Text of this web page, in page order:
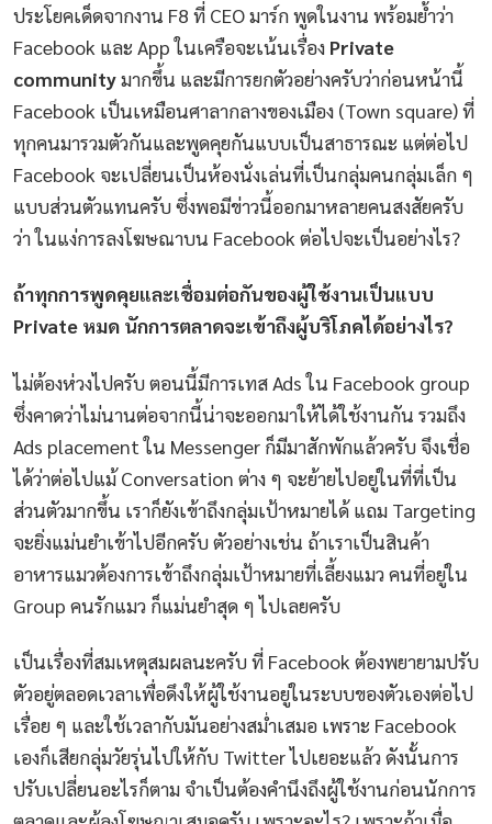
ประโยคเด็ดจากงาน F8 ที่ CEO มาร์ก พูดในงาน พร้อมย้ำว่า
Facebook และ App ในเครือจะเน้นเรื่อง Private
communityมากขึ้น และมีการยกตัวอย่างครับว่าก่อนหน้านี้
Facebook เป็นเหมือนศาลากลางของเมือง (Town square) ที่
ทุกคนมารวมตัวกันและพูดคุยกันแบบเป็นสาธารณะ แต่ต่อไป
Facebook จะเปลี่ยนเป็นห้องนั่งเล่นที่เป็นกลุ่มคนกลุ่มเล็ก ๆ
แบบส่วนตัวแทนครับ ซึ่งพอมีข่าวนี้ออกมาหลายคนสงสัยครับ
ว่า ในแง่การลงโฆษณาบน Facebook ต่อไปจะเป็นอย่างไร?
ถ้าทุกการพูดคุยและเชื่อมต่อกันของผู้ใช้งานเป็นแบบ
Private หมด นักการตลาดจะเข้าถึงผู้บริโภคได้อย่างไร?
ไม่ต้องห่วงไปครับ ตอนนี้มีการเทส Ads ใน Facebook group
ซึ่งคาดว่าไม่นานต่อจากนี้น่าจะออกมาให้ได้ใช้งานกัน รวมถึง
Ads placement ใน Messenger ก็มีมาสักพักแล้วครับ จึงเชื่อ
ได้ว่าต่อไปแม้ Conversation ต่าง ๆ จะย้ายไปอยู่ในที่ที่เป็น
ส่วนตัวมากขึ้น เราก็ยังเข้าถึงกลุ่มเป้าหมายได้ แถม Targeting
จะยิ่งแม่นยำเข้าไปอีกครับตัวอย่างเช่น ถ้าเราเป็นสินค้า
อาหารแมวต้องการเข้าถึงกลุ่มเป้าหมายที่เลี้ยงแมว คนที่อยู่ใน
Group คนรักแมว ก็แม่นยำสุด ๆ ไปเลยครับ
เป็นเรื่องที่สมเหตุสมผลนะครับ ที่ Facebook ต้องพยายามปรับ
ตัวอยู่ตลอดเวลาเพื่อดึงให้ผู้ใช้งานอยู่ในระบบของตัวเองต่อไป
เรื่อย ๆ และใช้เวลากับมันอย่างสม่ำเสมอ เพราะ Facebook
เองก็เสียกลุ่มวัยรุ่นไปให้กับ Twitter ไปเยอะแล้ว ดังนั้นการ
ปรับเปลี่ยนอะไรก็ตาม จำเป็นต้องคำนึงถึงผู้ใช้งานก่อนนักการ